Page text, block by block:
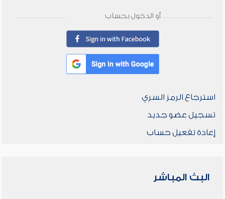
أو الدخول بحساب
استرجاع الرمز السري
تسجيل عضو جديد
إعادة تفعيل حساب
البث المباشر